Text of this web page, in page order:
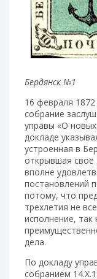
Бердянск №1
16 февраля
собрание
управы «О
докладе
устроенная в
открывшая свое
вполне
постановлений
потому, что
трехлетия не
исполнение, так
дела.
По докладу
собранием